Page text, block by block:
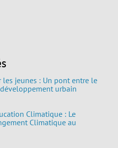
jeunes : Un pont entre le
urbain
Climatique : Le
Climatique au